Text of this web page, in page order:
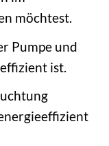
möchtest.
Pumpe und
ist.